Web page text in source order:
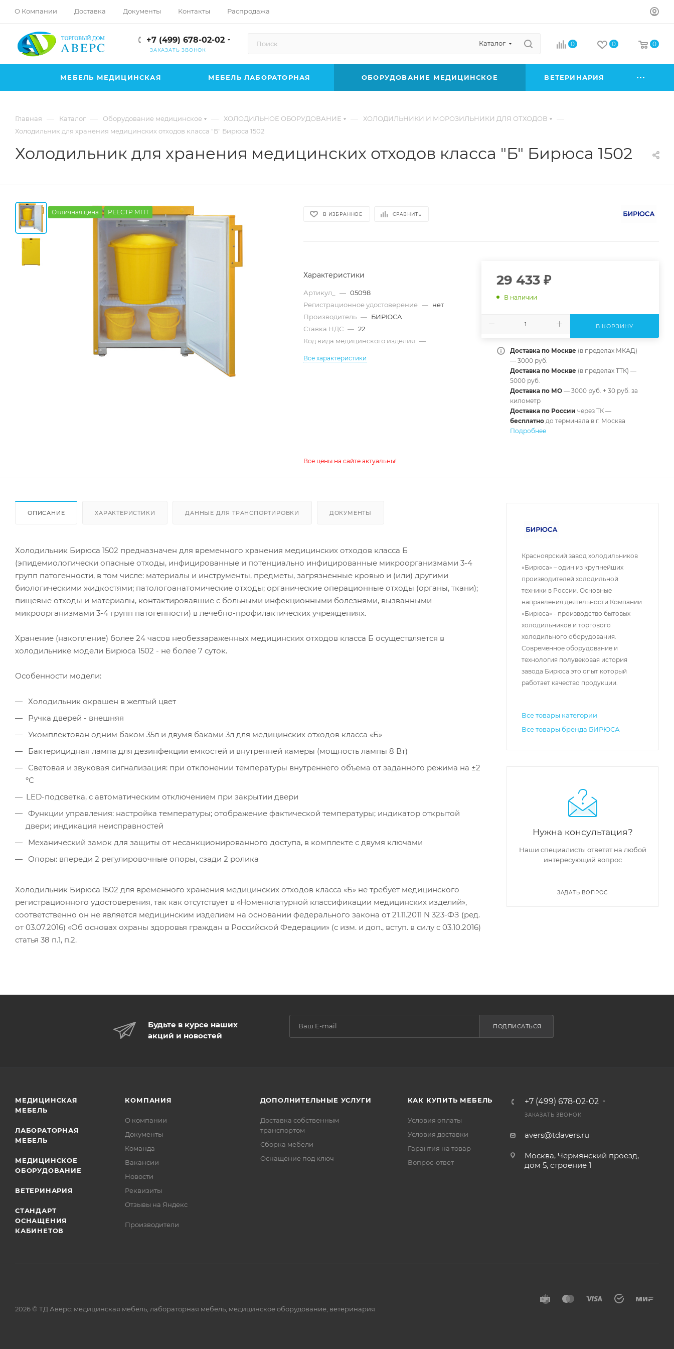
О Компании Доставка Документы Контакты Распродажа
+7 (499) 678-02-02
ЗАКАЗАТЬ ЗВОНОК
Каталог 0 0 0
МЕБЕЛЬ МЕДИЦИНСКАЯ МЕБЕЛЬ ЛАБОРАТОРНАЯ ОБОРУДОВАНИЕ МЕДИЦИНСКОЕ ВЕТЕРИНАРИЯ
Главная — Каталог — Оборудование медицинское — ХОЛОДИЛЬНОЕ ОБОРУДОВАНИЕ — ХОЛОДИЛЬНИКИ И МОРОЗИЛЬНИКИ ДЛЯ ОТХОДОВ —
Холодильник для хранения медицинских отходов класса "Б" Бирюса 1502
Холодильник для хранения медицинских отходов класса "Б" Бирюса 1502
Отличная цена РЕЕСТР МПТ В ИЗБРАННОЕ СРАВНИТЬ
Характеристики
Артикул_ — 05098
Регистрационное удостоверение — нет
Производитель — БИРЮСА
Ставка НДС — 22
Код вида медицинского изделия —
Все характеристики
29 433₽
В наличии
В КОРЗИНУ
Доставка по Москве(в пределах МКАД)
— 3000 руб.
Доставка по Москве (в пределах ТТК) —
5000 руб.
Доставка по МО— 3000 руб. + 30 руб. за
километр
Доставка по России через ТК —
бесплатнодо терминала в г. Москва
Подробнее
Все цены на сайте актуальны!
ОПИСАНИЕ ХАРАКТЕРИСТИКИ ДАННЫЕ ДЛЯ ТРАНСПОРТИРОВКИ ДОКУМЕНТЫ
Холодильник Бирюса 1502 предназначен для временного хранения медицинских отходов класса Б
(эпидемиологически опасные отходы, инфицированные и потенциально инфицированные микроорганизмами 3-4
групп патогенности, в том числе: материалы и инструменты, предметы, загрязненные кровью и (или) другими
биологическими жидкостями; патологоанатомические отходы; органические операционные отходы (органы, ткани);
пищевые отходы и материалы, контактировавшие с больными инфекционными болезнями, вызванными
микроорганизмами 3-4 групп патогенности) в лечебно-профилактических учреждениях.
Хранение (накопление) более 24 часов необеззараженных медицинских отходов класса Б осуществляется в
холодильнике модели Бирюса 1502 - не более 7 суток.
Особенности модели:
Холодильник окрашен в желтый цвет
Ручка дверей - внешняя
Укомплектован одним баком 35л и двумя баками 3л для медицинских отходов класса «Б»
Бактерицидная лампа для дезинфекции емкостей и внутренней камеры (мощность лампы 8 Вт)
Световая и звуковая сигнализация: при отклонении температуры внутреннего объема от заданного режима на ±2
°С
LED-подсветка, с автоматическим отключением при закрытии двери
Функции управления: настройка температуры; отображение фактической температуры; индикатор открытой
двери; индикация неисправностей
Механический замок для защиты от несанкционированного доступа, в комплекте с двумя ключами
Опоры: впереди 2 регулировочные опоры, сзади 2 ролика
Холодильник Бирюса 1502 для временного хранения медицинских отходов класса «Б» не требует медицинского
регистрационного удостоверения, так как отсутствует в «Номенклатурной классификации медицинских изделий»,
соответственно он не является медицинским изделием на основании федерального закона от 21.11.2011 N 323-ФЗ (ред.
от 03.07.2016) «Об основах охраны здоровья граждан в Российской Федерации» (с изм. и доп., вступ. в силу с 03.10.2016)
статья 38 п.1, п.2.
Красноярский завод холодильников
«Бирюса» – один из крупнейших
производителей холодильной
техники в России. Основные
направления деятельности Компании
«Бирюса» - производство бытовых
холодильников и торгового
холодильного оборудования.
Современное оборудование и
технология полувековая история
завода Бирюса это опыт который
работает качество продукции.
Все товары категории
Все товары бренда БИРЮСА
Нужна консультация?
Наши специалисты ответят на любой
интересующий вопрос
ЗАДАТЬ ВОПРОС
Будьте в курсе наших
акций и новостей
ПОДПИСАТЬСЯ
МЕДИЦИНСКАЯ
МЕБЕЛЬ
ЛАБОРАТОРНАЯ
МЕБЕЛЬ
МЕДИЦИНСКОЕ
ОБОРУДОВАНИЕ
ВЕТЕРИНАРИЯ
СТАНДАРТ
ОСНАЩЕНИЯ
КАБИНЕТОВ
КОМПАНИЯ
О компании
Документы
Команда
Вакансии
Новости
Реквизиты
Отзывы на Яндекс
Производители
ДОПОЛНИТЕЛЬНЫЕ УСЛУГИ
Доставка собственным
транспортом
Сборка мебели
Оснащение под ключ
КАК КУПИТЬ МЕБЕЛЬ
Условия оплаты
Условия доставки
Гарантия на товар
Вопрос-ответ
+7 (499) 678-02-02
ЗАКАЗАТЬ ЗВОНОК
avers@tdavers.ru
Москва, Чермянский проезд,
дом 5, строение 1
2026 © ТД Аверс: медицинская мебель, лабораторная мебель, медицинское оборудование, ветеринария
movies